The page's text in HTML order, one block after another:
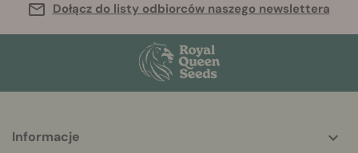
Dołącz do listy odbiorców naszego newslettera
Informacje